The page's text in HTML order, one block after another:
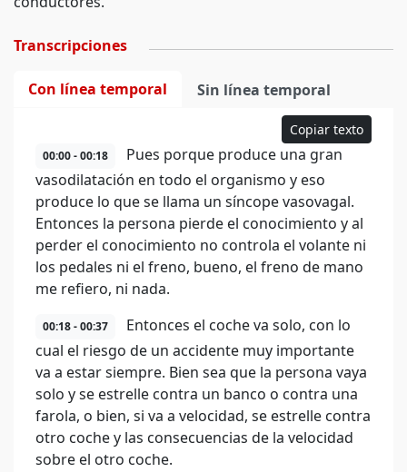
Transcripciones
Con línea temporal Sin línea temporal
Copiar texto
00:00 - 00:18
Pues porque produce una gran
vasodilatación en todo el organismo y eso
produce lo que se llama un síncope vasovagal.
Entonces la persona pierde el conocimiento y al
perder el conocimiento no controla el volante ni
los pedales ni el freno, bueno, el freno de mano
me refiero, ni nada.
00:18 - 00:37
Entonces el coche va solo, con lo
cual el riesgo de un accidente muy importante
va a estar siempre. Bien sea que la persona vaya
solo y se estrelle contra un banco o contra una
farola, o bien, si va a velocidad, se estrelle contra
otro coche y las consecuencias de la velocidad
sobre el otro coche.